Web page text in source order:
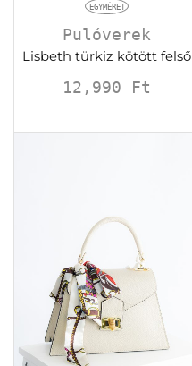
EGYMÉRET
Pulóverek
Lisbeth türkiz kötött felső
12,990 Ft